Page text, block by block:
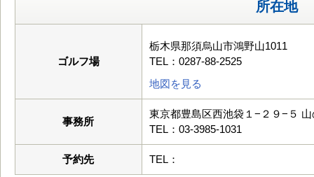
所在地
ゴルフ場
栃木県那須烏山市鴻野山1011
TEL：0287-88-2525
地図を見る
事務所
東京都豊島区西池袋１−２９−５
TEL：03-3985-1031
予約先 TEL：